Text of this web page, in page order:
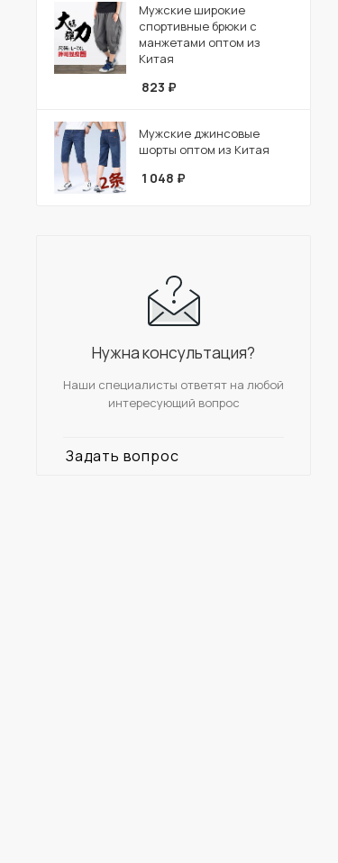
Мужские широкие
спортивные брюки с
манжетами оптом из
Китая
823 ₽
Мужские джинсовые
шорты оптом из Китая
1 048 ₽
Нужна консультация?
Наши специалисты ответят на любой
интересующий вопрос
Задать вопрос